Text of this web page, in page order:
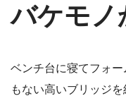
バケモノ
ベンチ台に寝てフォ
もない高いブリッジ